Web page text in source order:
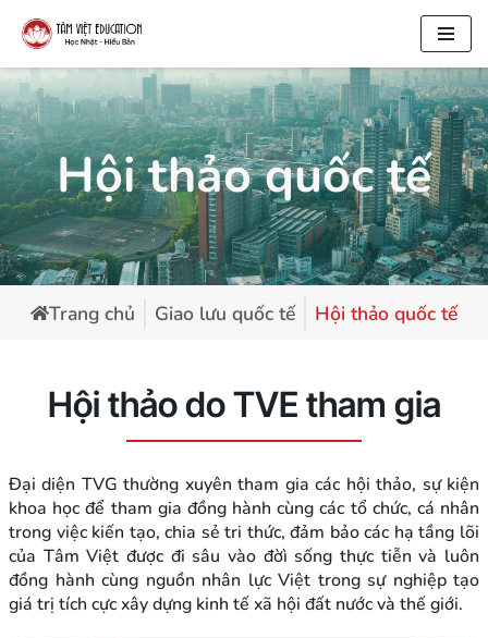
tới
nội
dung
Hội thảo quốc tế
Trang chủ Giao lưu quốc tế Hội thảo quốc tế
Hội thảo do TVE tham gia
Đại diện TVG thường xuyên tham gia các hội thảo, sự kiện
khoa học để tham gia đồng hành cùng các tổ chức, cá nhân
trong việc kiến tạo, chia sẻ tri thức, đảm bảo các hạ tầng lõi
của Tâm Việt được đi sâu vào đờì sống thực tiễn và luôn
đồng hành cùng nguồn nhân lực Việt trong sự nghiệp tạo
giá trị tích cực xây dựng kinh tế xã hội đất nước và thế giới.